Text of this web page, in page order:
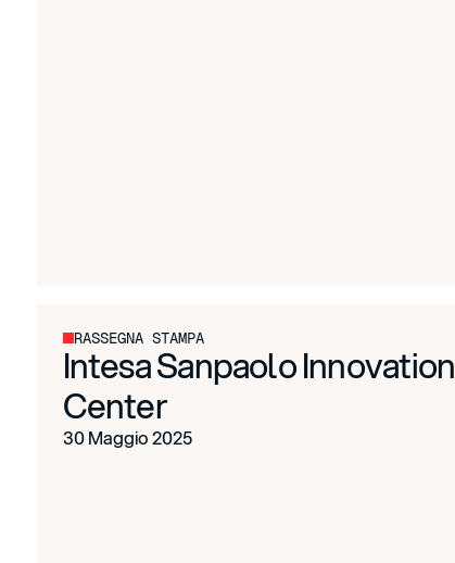
RASSEGNA STAMPA
Intesa Sanpaolo Innovation
Center
30 Maggio 2025